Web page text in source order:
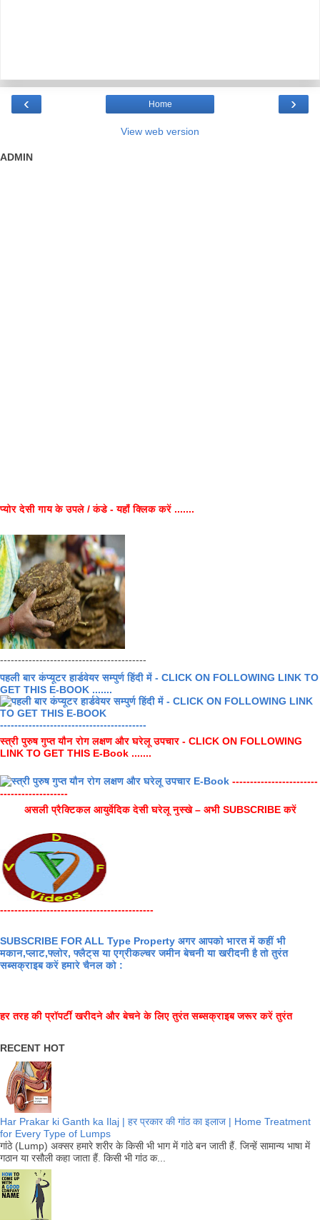
‹ ›
Home
View web version
ADMIN
प्योर देसी गाय के उपले / कंडे - यहाँ क्लिक करें .......
-----------------------------------------
पहली बार कंप्यूटर हार्डवेयर सम्पुर्ण हिंदी में - CLICK ON FOLLOWING LINK TO
GET THIS E-BOOK .......
-----------------------------------------
स्त्री पुरुष गुप्त यौन रोग लक्षण और घरेलू उपचार - CLICK ON FOLLOWING
LINK TO GET THIS E-Book .......
------------------------
-------------------
असली प्रैक्टिकल आयुर्वेदिक देसी घरेलू नुस्खे – अभी SUBSCRIBE करें
-------------------------------------------
SUBSCRIBE FOR ALL Type Property अगर आपको भारत में कहीं भी
मकान,प्लाट,फ्लोर, फ्लैट्स या एग्रीकल्चर जमीन बेचनी या खरीदनी है तो तुरंत
सब्सक्राइब करें हमारे चैनल को :
हर तरह की प्रॉपर्टी खरीदने और बेचने के लिए तुरंत सब्सक्राइब जरूर करें तुरंत
RECENT HOT
Har Prakar ki Ganth ka Ilaj | हर प्रकार की गांठ का इलाज | Home Treatment
for Every Type of Lumps
गांठे (Lump) अक्सर हमारे शरीर के किसी भी भाग में गांठे बन जाती हैं. जिन्हें सामान्य भाषा में
गठान या रसौली कहा जाता हैं. किसी भी गांठ क...